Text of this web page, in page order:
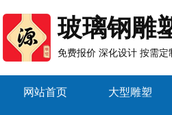
玻璃钢雕
免费报价 深化设计 按需定
网站首页 大型雕塑